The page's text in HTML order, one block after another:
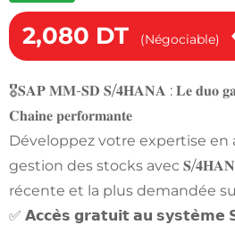
2,080 DT (Négociable)
🎖𝐒𝐀𝐏 𝐌𝐌-𝐒𝐃 𝐒/𝟒𝐇𝐀𝐍𝐀 : 𝐋𝐞 𝐝𝐮𝐨
𝐂𝐡𝐚𝐢𝐧𝐞 𝐩𝐞𝐫𝐟𝐨𝐫𝐦𝐚𝐧𝐭𝐞
Développez votre expertise en
gestion des stocks avec 𝐒/
récente et la plus demandée
✅ 𝗔𝗰𝗰𝗲̀𝘀 𝗴𝗿𝗮𝘁𝘂𝗶𝘁 𝗮𝘂